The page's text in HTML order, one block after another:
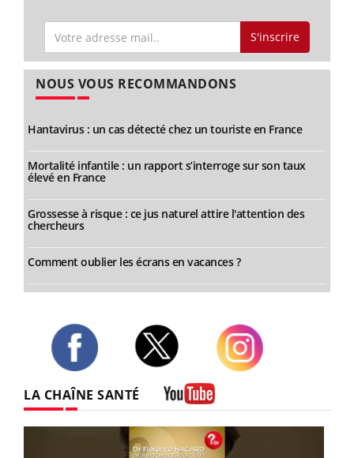
S'inscrire
NOUS VOUS RECOMMANDONS
Hantavirus : un cas détecté chez un touriste en France
Mortalité infantile : un rapport s’interroge sur son taux
élevé en France
Grossesse à risque : ce jus naturel attire l'attention des
chercheurs
Comment oublier les écrans en vacances ?
LA CHAÎNE SANTÉ